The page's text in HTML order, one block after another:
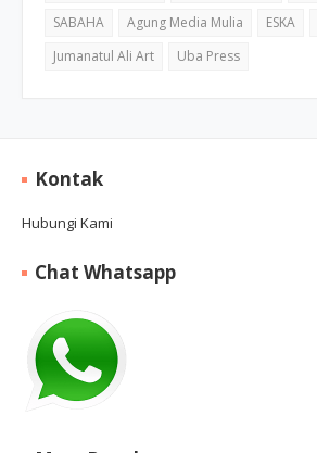
SABAHA
Agung Media Mulia ESKA
Jumanatul Ali Art
Uba Press
Kontak
Hubungi Kami
Chat Whatsapp